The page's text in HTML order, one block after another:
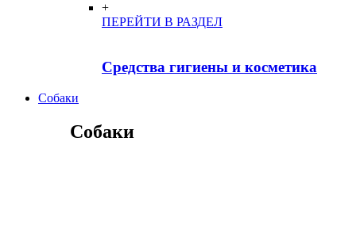
+
ПЕРЕЙТИ В РАЗДЕЛ
Средства гигиены и косметика
Собаки
Собаки